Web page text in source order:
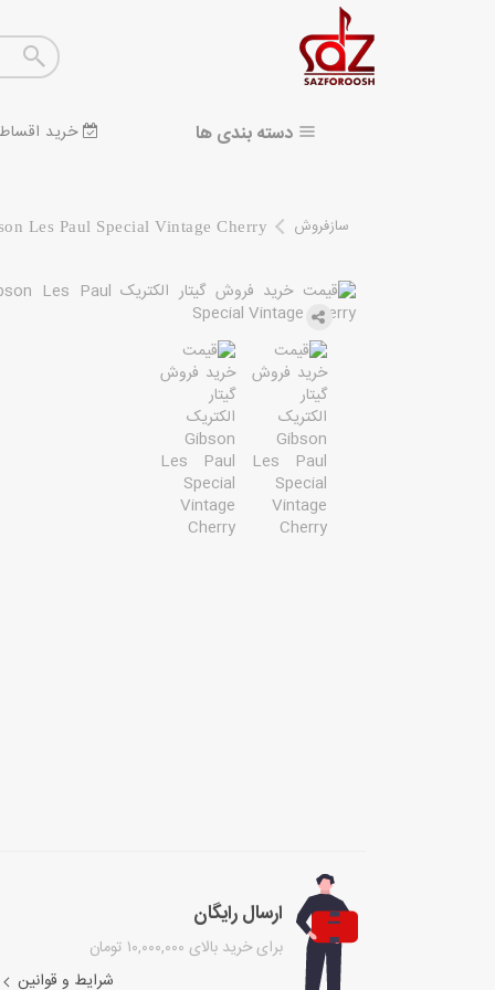
دسته بندی ها خرید
سازفروش Les Paul Special Vintage Cherry
ارسال رایگان
برای خرید بالای ۱۰,۰۰۰,۰۰۰ تومان
شرایط و قوانین